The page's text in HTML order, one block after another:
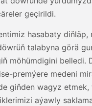
geçirildi.
hasabaty diňläp,
talabyna görä
möhümdigini belledi.
premýere medeni
giňden wagyz etmek,
aýawly